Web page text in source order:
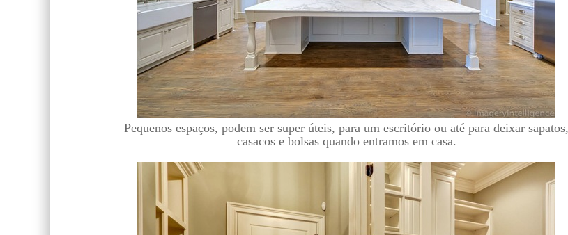
Pequenos espaços, podem ser super úteis, para um escritório ou até para deixar sapatos,
casacos e bolsas quando entramos em casa.